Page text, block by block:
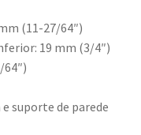
(11-27/64″)
19 mm (3/4″)
suporte de parede